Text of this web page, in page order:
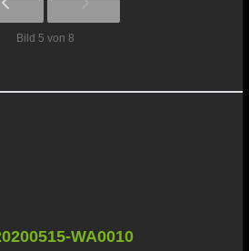
Bild 5 von 8
WA0010